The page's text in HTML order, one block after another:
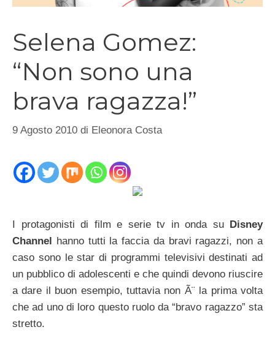
Selena Gomez:
“Non sono una
brava ragazza!”
9 Agosto 2010 di Eleonora Costa
I protagonisti di film e serie tv in onda su
Disney
Channel
hanno tutti la faccia da bravi ragazzi, non a
caso sono le star di programmi televisivi destinati ad
un pubblico di adolescenti e che quindi devono riuscire
a dare il buon esempio, tuttavia non Ã¨ la prima volta
che ad uno di loro questo ruolo da “bravo ragazzo” sta
stretto.